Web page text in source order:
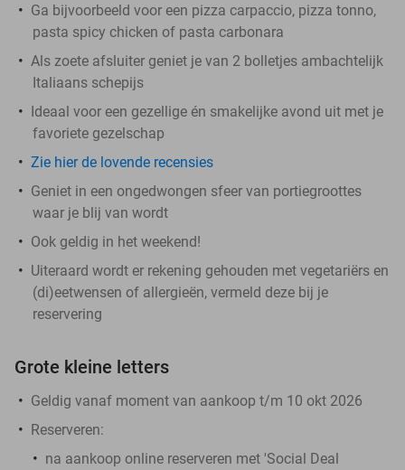
Ga bijvoorbeeld voor een pizza carpaccio, pizza tonno,
pasta spicy chicken of pasta carbonara
Als zoete afsluiter geniet je van 2 bolletjes ambachtelijk
Italiaans schepijs
Ideaal voor een gezellige én smakelijke avond uit met je
favoriete gezelschap
Zie hier de lovende recensies
Geniet in een ongedwongen sfeer van portiegroottes
waar je blij van wordt
Ook geldig in het weekend!
Uiteraard wordt er rekening gehouden met vegetariërs en
(di)eetwensen of allergieën, vermeld deze bij je
reservering
Grote kleine letters
Geldig vanaf moment van aankoop t/m 10 okt 2026
Reserveren:
na aankoop online reserveren met 'Social Deal